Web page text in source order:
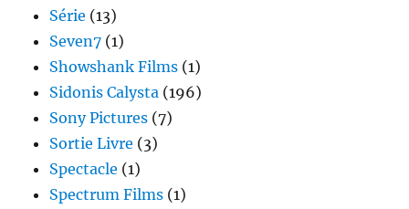
Série (13)
Seven7 (1)
Showshank Films (1)
Sidonis Calysta (196)
Sony Pictures (7)
Sortie Livre (3)
Spectacle (1)
Spectrum Films (1)